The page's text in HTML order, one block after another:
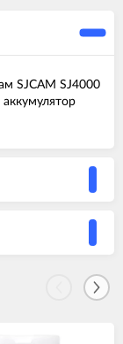
SJCAM SJ4000